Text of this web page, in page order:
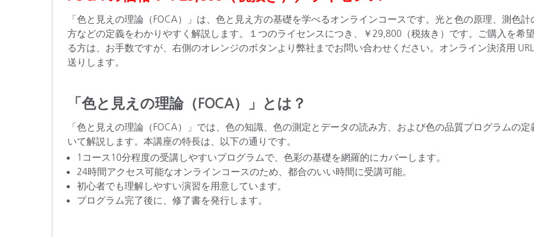
耐久消費財
「色と見えの理論（FOCA）」は、色と見え方の基礎を学べるオンラインコースです。光と色の原理、測色計
方などの定義をわかりやすく解説します。１つのライセンスにつき、￥29,800（税抜き）です。ご購入を希
る方は、お手数ですが、右側のオレンジのボタンより弊社までお問い合わせください。オンライン決済用
送りします。
「色と見えの理論（FOCA）」とは？
「色と見えの理論（FOCA）」では、色の知識、色の測定とデータの読み方、および色の品質プログラムの定
いて解説します。本講座の特長は、以下の通りです。
1コース10分程度の受講しやすいプログラムで、色彩の基礎を網羅的にカバーします。
24時間アクセス可能なオンラインコースのため、都合のいい時間に受講可能。
初心者でも理解しやすい演習を用意しています。
プログラム完了後に、修了書を発行します。